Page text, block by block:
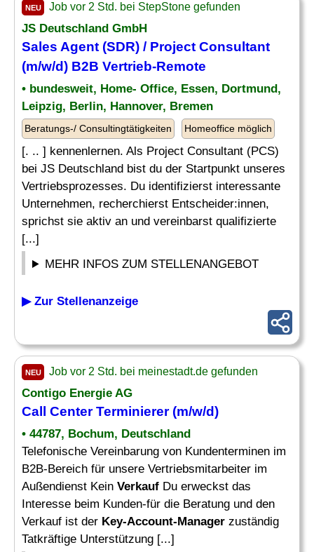
NEU Job vor 2 Std. bei StepStone gefunden
JS Deutschland GmbH
Sales Agent (SDR) / Project Consultant
(m/w/d) B2B Vertrieb-Remote
• bundesweit, Home- Office, Essen, Dortmund,
Leipzig, Berlin, Hannover, Bremen
Beratungs-/ Consultingtätigkeiten Homeoffice möglich
[. .. ] kennenlernen. Als Project Consultant (PCS)
bei JS Deutschland bist du der Startpunkt unseres
Vertriebsprozesses. Du identifizierst interessante
Unternehmen, recherchierst Entscheider:innen,
sprichst sie aktiv an und vereinbarst qualifizierte
[...]
MEHR INFOS ZUM STELLENANGEBOT
▶ Zur Stellenanzeige
NEU Job vor 2 Std. bei meinestadt.de gefunden
Contigo Energie AG
Call Center Terminierer (m/w/d)
• 44787, Bochum, Deutschland
Telefonische Vereinbarung von Kundenterminen im
B2B-Bereich für unsere Vertriebsmitarbeiter im
Außendienst Kein Verkauf Du erweckst das
Interesse beim Kunden-für die Beratung und den
Verkauf ist der Key-Account-Manager zuständig
Tatkräftige Unterstützung [...]